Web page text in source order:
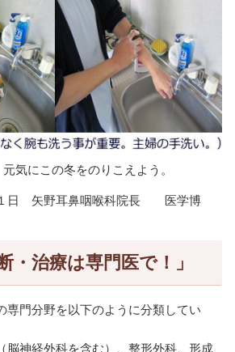
気にこの冬をのりこえよう。
１日 矢野耳鼻咽喉科院長 医学博
・治療は専門医で！」
門分野を以下のように分類してい
脳神経外科を含む）、整形外科、形成